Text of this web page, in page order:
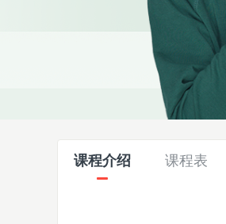
课程介绍 课程表